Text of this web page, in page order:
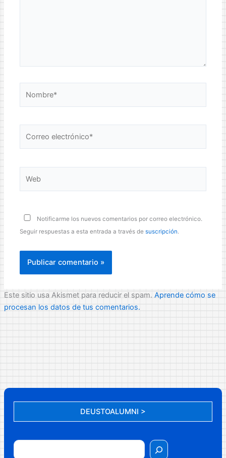
DEUSTOALUMNI >
Notificarme los nuevos comentarios por correo electrónico.
Seguir respuestas a esta entrada a través desuscripción.
Este sitio usa Akismet para reducir el spam.Aprende cómo se
procesan los datos de tus comentarios.